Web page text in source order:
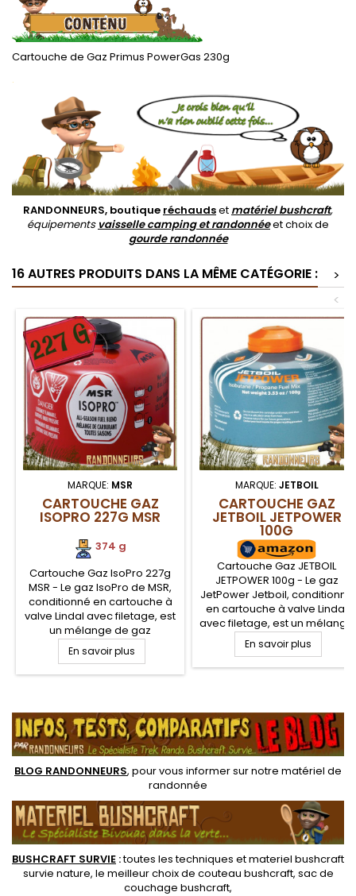
Cartouche de Gaz Primus PowerGas 230g
.
RANDONNEURS, boutique réchaudset matériel bushcraft,
équipements vaisselle camping et randonnéeet choix de
gourde randonnée
16 AUTRES PRODUITS DANS LA MÊME CATÉGORIE :
>
<
MARQUE: MSR
CARTOUCHE GAZ
ISOPRO 227G MSR
374 g
Cartouche Gaz IsoPro 227g
MSR - Le gaz IsoPro de MSR,
conditionné en cartouche à
valve Lindal avec filetage, est
un mélange de gaz
composé de 80%
d'isobutane et 20% de
propane. Cette formulation
basses températures, idéal
pour vos randonnées et treks
en montagne
En savoir plus
MARQUE: JETBOIL
CARTOUCHE GAZ
JETBOIL JETPOWER
100G
Cartouche Gaz JETBOIL
JETPOWER 100g - Le gaz
JetPower Jetboil, conditionné
en cartouche à valve Lindal
avec filetage, est un mélange
de gaz composé de 73 %
isobutane, 25 % propane, 2 %
butane. Cette formulation
basses températures, idéal
pour vos randonnées par
tout temps et saisons
En savoir plus
BLOG RANDONNEURS, pour vous informer sur notre matériel de
randonnée
BUSHCRAFT SURVIE :toutes les techniques etmateriel bushcraft
survie nature, le meilleur choix de couteau bushcraft, sac de
couchage bushcraft,